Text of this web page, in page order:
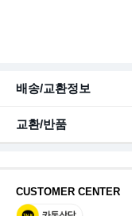
배송/교환정보
교환/반품
CUSTOMER CENTER